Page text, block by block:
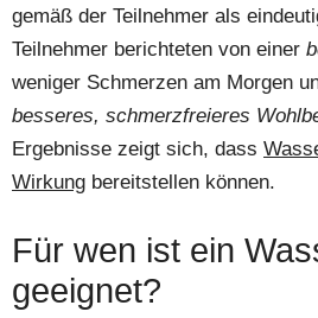
gemäß der Teilnehmer als
Teilnehmer berichteten von einer
weniger Schmerzen am Morgen
besseres, schmerzfreieres
Ergebnisse zeigt sich, dass
Wirkung bereitstellen können.
Für wen ist ein
geeignet?